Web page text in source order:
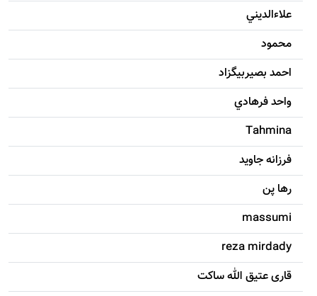
علاءالديني
محمود
احمد بصيربيگزاد
واحد فرهادي
Tahmina
فرزانه جاويد
رها پن
massumi
reza mirdady
قاری عتیق الله ساکت